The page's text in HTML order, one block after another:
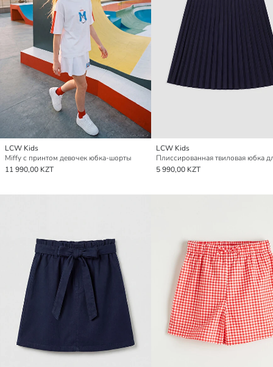
LCW Kids
Miffy с принтом девочек юбка-шорты
11 990,00 KZT
LCW Kids
5 990,00 KZT